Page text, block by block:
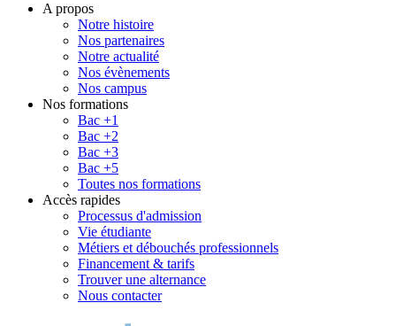
A propos
Notre histoire
Nos partenaires
Notre actualité
Nos évènements
Nos campus
Nos formations
Bac +1
Bac +2
Bac +3
Bac +5
Toutes nos formations
Accès rapides
Processus d'admission
Vie étudiante
Métiers et débouchés professionnels
Financement & tarifs
Trouver une alternance
Nous contacter